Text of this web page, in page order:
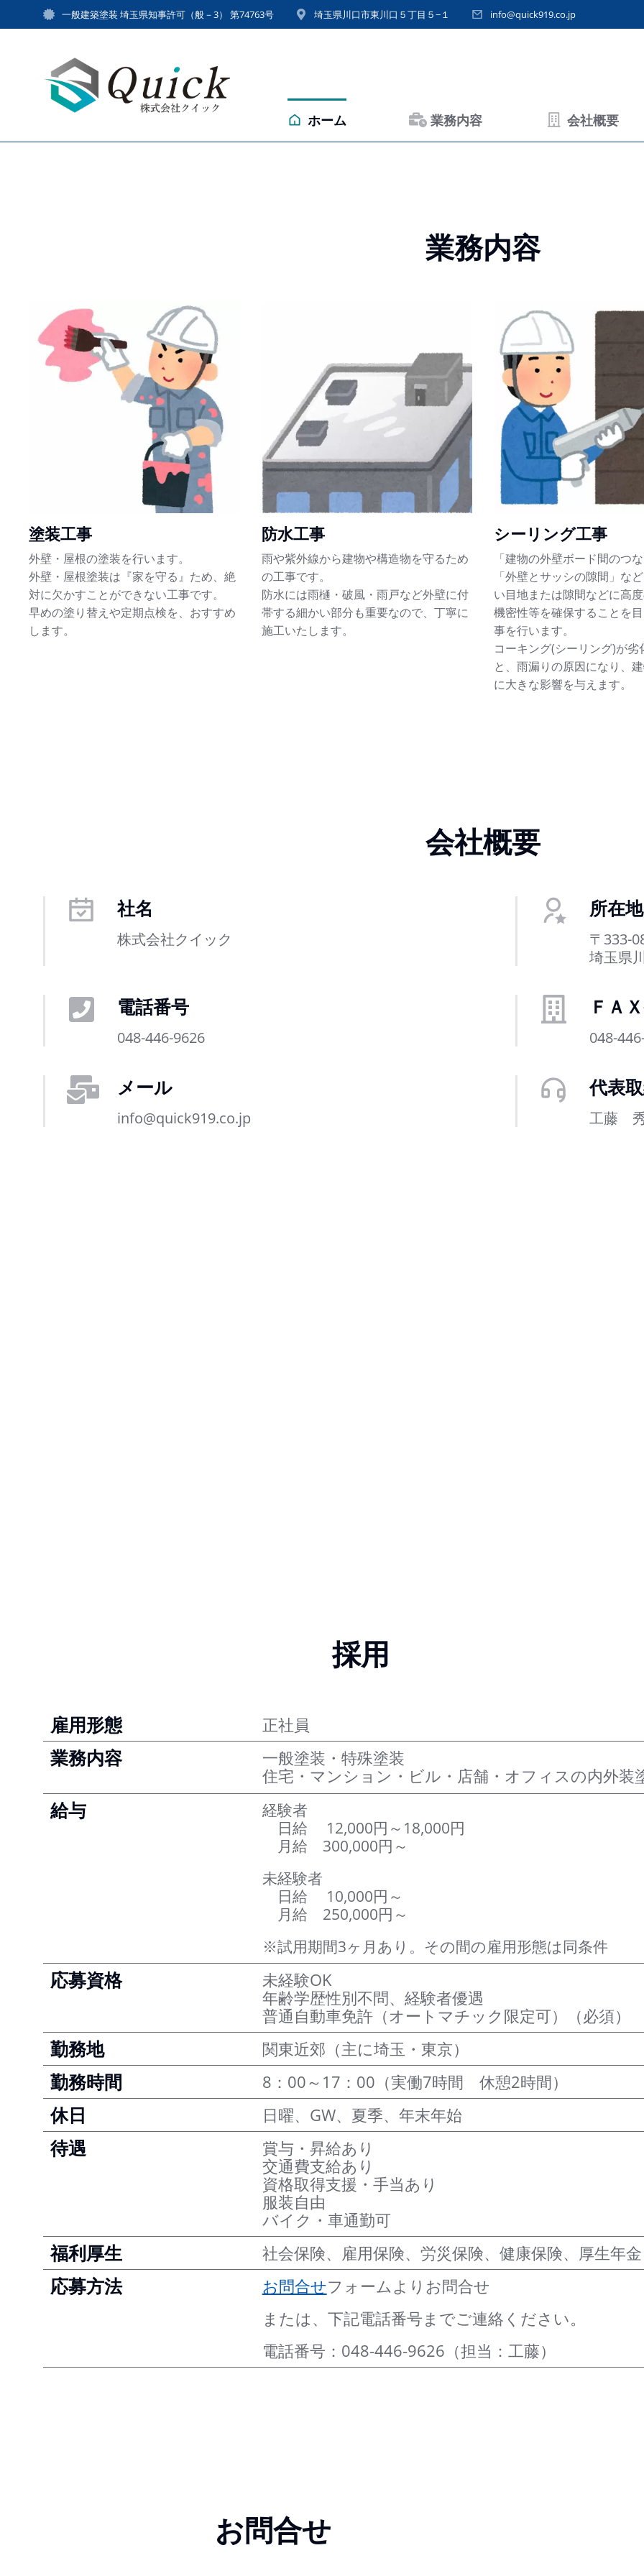
一般建築塗装 埼玉県知事許可（般－3） 第74763号 埼玉県川口市東川口５丁目５−１ info@quick919.co.jp
ホーム 業務内容 会社概要
業務内容
塗装工事
外壁・屋根の塗装を行います。
外壁・屋根塗装は『家を守る』ため、絶
対に欠かすことができない工事です。
早めの塗り替えや定期点検を、おすすめ
します。
防水工事
雨や紫外線から建物や構造物を守るため
の工事です。
防水には雨樋・破風・雨戸など外壁に付
帯する細かい部分も重要なので、丁寧に
施工いたします。
シーリング工事
「建物の外壁ボード間のつ
「外壁とサッシの隙間」な
い目地または隙間などに高
機密性等を確保することを
事を行います。
コーキング(シーリング)が劣
と、雨漏りの原因になり、
に大きな影響を与えます。
会社概要
社名
株式会社クイック
所在地
〒333-
埼玉県
電話番号
048-446-9626
ＦＡ
048-
メール
info@quick919.co.jp
代表
工藤
採用
雇用形態 正社員
業務内容
一般塗装・特殊塗装
住宅・マンション・ビル・店舗・オフィスの内外装
給与
経験者
日給 12,000円～18,000円
月給 300,000円～
未経験者
日給 10,000円～
月給 250,000円～
※試用期間3ヶ月あり。その間の雇用形態は同条件
応募資格
未経験OK
年齢学歴性別不問、経験者優遇
普通自動車免許（オートマチック限定可）（必須）
勤務地 関東近郊（主に埼玉・東京）
勤務時間 8：00～17：00 （実働7時間 休憩2時間）
休日 日曜、GW、夏季、年末年始
待遇
賞与・昇給あり
交通費支給あり
資格取得支援・手当あり
服装自由
バイク・車通勤可
福利厚生 社会保険、雇用保険、労災保険、健康保険、厚生年金
応募方法 お問合せフォームよりお問合せ
または、下記電話番号までご連絡ください。
電話番号：048-446-9626（担当：工藤）
お問合せ